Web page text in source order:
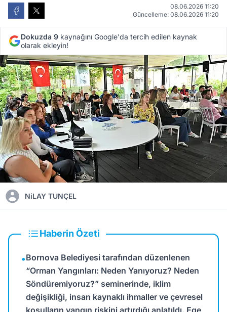
08.06.2026 11:20
Güncelleme: 08.06.2026 11:20
Dokuzda 9 kaynağını Google'da tercih edilen kaynak
olarak ekleyin!
NiLAY TUNÇEL
Haberin Özeti
•Bornova Belediyesi tarafından düzenlenen
“Orman Yangınları: Neden Yanıyoruz? Neden
Söndüremiyoruz?” seminerinde, iklim
değişikliği, insan kaynaklı ihmaller ve çevresel
koşulların yangın riskini artırdığı anlatıldı. Ege